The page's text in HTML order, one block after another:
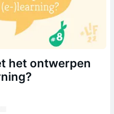
het ontwerpen